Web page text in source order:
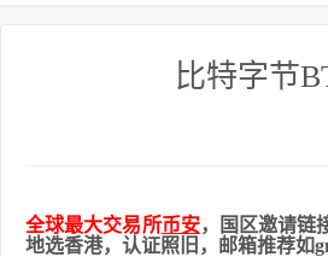
比特字节
全球最大交易所币安，国区邀请链
地选香港，认证照旧， 邮箱推荐如